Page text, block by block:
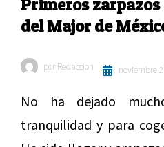
Primeros
del Major de
por Redaccion noviembre
No ha dejado
tranquilidad y para